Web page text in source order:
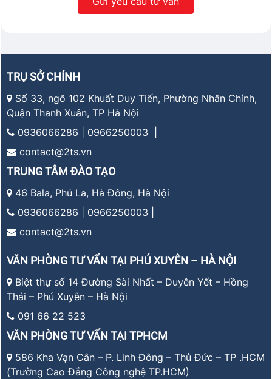
TRỤ SỞ CHÍNH
Số 33, ngõ 102 Khuất Duy Tiến, Phường Nhân Chính,
Quận Thanh Xuân, TP Hà Nội
0936066286 | 0966250003 |
contact@2ts.vn
TRUNG TÂM ĐÀO TẠO
46 Bala, Phú La, Hà Đông, Hà Nội
0936066286 | 0966250003 |
contact@2ts.vn
VĂN PHÒNG TƯ VẤN TẠI PHÚ XUYÊN – HÀ NỘI
Biệt thự số 14 Đường Sài Nhất – Duyên Yết – Hồng
Thái – Phú Xuyên – Hà Nội
091 66 22 523
VĂN PHÒNG TƯ VẤN TẠI TPHCM
586 Kha Vạn Cân – P. Linh Đông – Thủ Đức – TP .HCM
(Trường Cao Đẳng Công nghệ TP.HCM)